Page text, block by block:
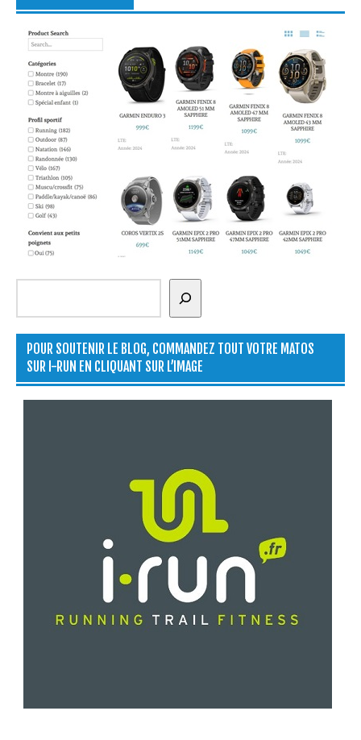
Rechercher
POUR SOUTENIR LE BLOG, COMMANDEZ TOUT VOTRE MATOS
SUR I-RUN EN CLIQUANT SUR L’IMAGE